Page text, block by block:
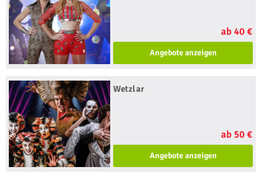
ab 40 €
Angebote anzeigen
Wetzlar
ab 50 €
Angebote anzeigen